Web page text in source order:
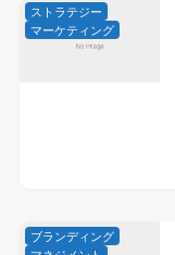
ストラテジー
マーケティング
ブランディング